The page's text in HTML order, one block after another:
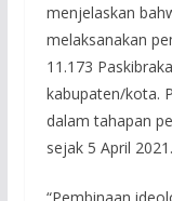
menjelaskan
melaksanakan
11.173
kabupaten/kota.
dalam tahapan
sejak 5 April 2021.